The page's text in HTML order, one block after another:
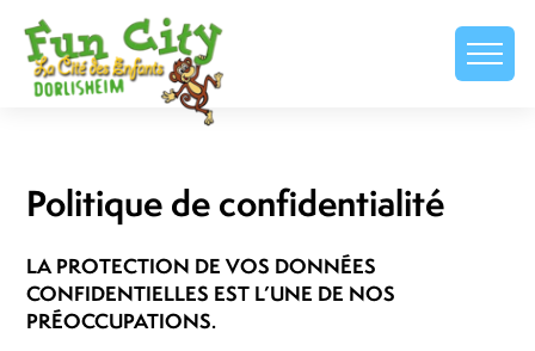
Politique de confidentialité
LA PROTECTION DE VOS DONNÉES
CONFIDENTIELLES EST L’UNE DE NOS
PRÉOCCUPATIONS.